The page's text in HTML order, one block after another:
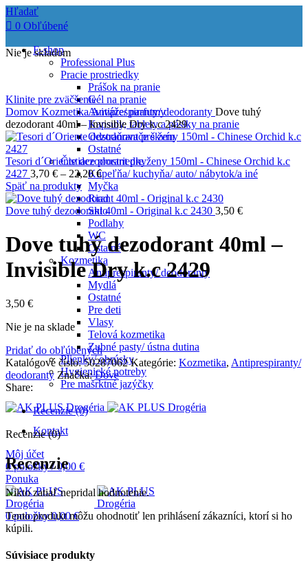
Hľadať
0 Obľúbené
E-shop
Professional Plus
Pracie prostriedky
Prášok na pranie
Gél na pranie
Aviváže/ parfumy
Kapsuly, tablety a pásiky na pranie
Odstraňovače škvŕn
Ostatné
Čistiace prostriedky
Kúpeľňa/ kuchyňa/ auto/ nábytok/a iné
Myčka
Riad
Sklo
Podlahy
WC
Ostatné
Kozmetika
Antiprespiranty/ deodoranty
Mydlá
Ostatné
Pre deti
Vlasy
Telová kozmetika
Zubné pasty/ ústna dutina
Plienky/ obrúsky
Hygienické potreby
Pre mašrktné jazýčky
Kontakt
Môj účet
0položky / 0,00 €
Ponuka
0položky 0,00€
Nie je skladom
Klinite pre zväčšenie
Domov KozmetikaAntiprespiranty/ deodoranty Dove tuhý
dezodorant 40ml – Invisible Dry k.c 2429
Tesori d´Oriente dezodorant pre ženy 150ml - Chinese Orchid k.c
2427 3,70 € – 22,20€
Späť na produkty
Dove tuhý dezodorant 40ml - Original k.c 2430 3,50 €
Dove tuhý dezodorant 40ml –
Invisible Dry k.c 2429
3,50 €
Nie je na sklade
Pridať do obľúbených
Katalógové číslo:50287062Kategórie: Kozmetika, Antiprespiranty/
deodoranty Značka: Dove
Share:
Recenzie (0)
Recenzie (0)
Recenzie
Nikto zatiaľ nepridal hodnotenie.
Tento produkt môžu ohodnotiť len prihlásení zákazníci, ktorí si ho
kúpili.
Súvisiace produkty